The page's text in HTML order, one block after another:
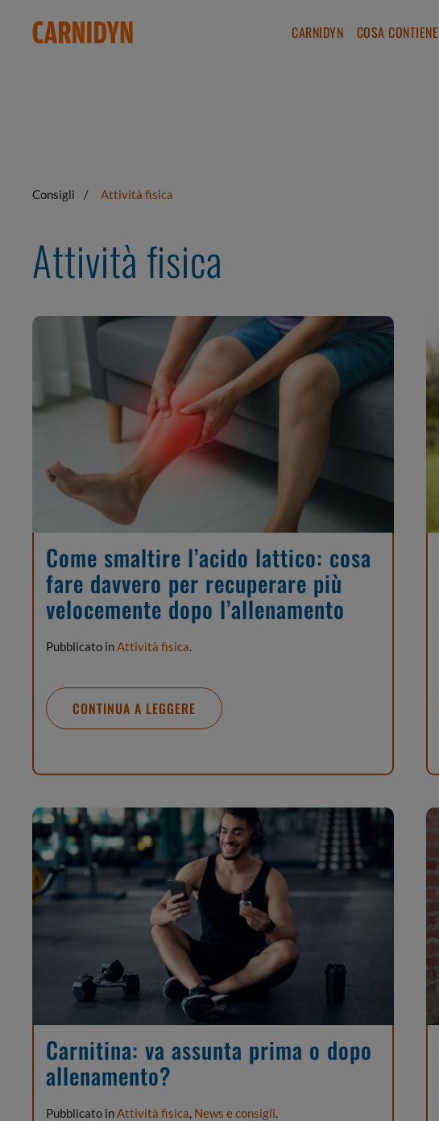
CARNIDYN COSA CONTIENE
Consigli Attività fisica
Attività fisica
Come smaltire l’acido lattico: cosa
fare davvero per recuperare più
velocemente dopo l’allenamento
Pubblicato inAttività fisica.
CONTINUA A LEGGERE
Carnitina: va assunta prima o dopo
allenamento?
Pubblicato inAttività fisica, News e consigli.